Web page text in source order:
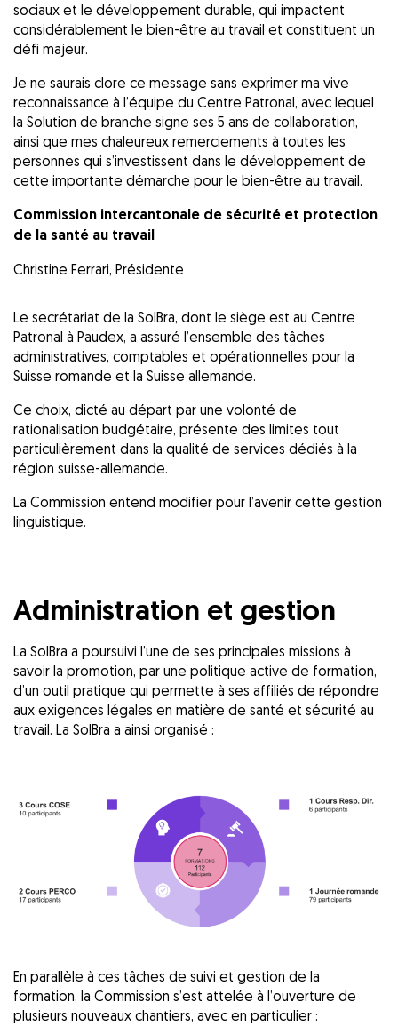
sociaux et le développement durable, qui impactent
considérablement le bien-être au travail et constituent un
défi majeur.
Je ne saurais clore ce message sans exprimer ma vive
reconnaissance à l’équipe du Centre Patronal, avec lequel
la Solution de branche signe ses 5 ans de collaboration,
ainsi que mes chaleureux remerciements à toutes les
personnes qui s’investissent dans le développement de
cette importante démarche pour le bien-être au travail.
Commission intercantonale de sécurité et protection
de la santé au travail
Christine Ferrari, Présidente
Le secrétariat de la SolBra, dont le siège est au Centre
Patronal à Paudex, a assuré l’ensemble des tâches
administratives, comptables et opérationnelles pour la
Suisse romande et la Suisse allemande.
Ce choix, dicté au départ par une volonté de
rationalisation budgétaire, présente des limites tout
particulièrement dans la qualité de services dédiés à la
région suisse-allemande.
La Commission entend modifier pour l’avenir cette gestion
linguistique.
Administration et gestion
La SolBra a poursuivi l’une de ses principales missions à
savoir la promotion, par une politique active de formation,
d’un outil pratique qui permette à ses affiliés de répondre
aux exigences légales en matière de santé et sécurité au
travail. La SolBra a ainsi organisé :
En parallèle à ces tâches de suivi et gestion de la
formation, la Commission s’est attelée à l’ouverture de
plusieurs nouveaux chantiers, avec en particulier :